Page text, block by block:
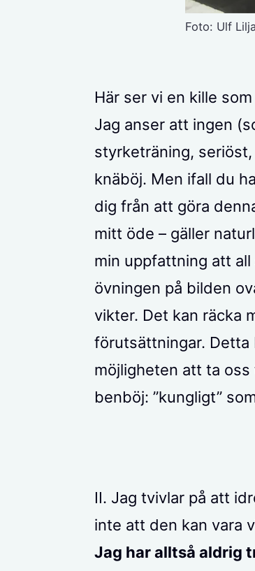
Foto: Ulf
Här ser vi en kille
Jag anser att ingen
styrketräning,
knäböj. Men ifall du
dig från att göra
mitt öde – gäller
min uppfattning att
övningen på bilden
vikter. Det kan räcka
förutsättningar. Detta
möjligheten att ta
benböj: ”kungligt”
II. Jag tvivlar på att
inte att den kan vara
Jag har alltså aldrig